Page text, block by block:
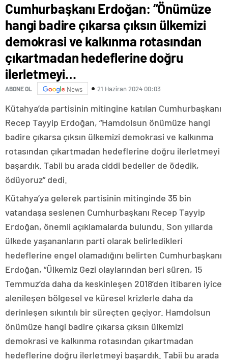
Cumhurbaşkanı Erdoğan: “Önümüze
hangi badire çıkarsa çıksın ülkemizi
demokrasi ve kalkınma rotasından
çıkartmadan hedeflerine doğru
ilerletmeyi…
ABONE OL News 21 Haziran 2024 00:03
Kütahya’da partisinin mitingine katılan Cumhurbaşkanı
Recep Tayyip Erdoğan, “Hamdolsun önümüze hangi
badire çıkarsa çıksın ülkemizi demokrasi ve kalkınma
rotasından çıkartmadan hedeflerine doğru ilerletmeyi
başardık. Tabii bu arada ciddi bedeller de ödedik,
ödüyoruz” dedi.
Kütahya’ya gelerek partisinin mitinginde 35 bin
vatandaşa seslenen Cumhurbaşkanı Recep Tayyip
Erdoğan, önemli açıklamalarda bulundu. Son yıllarda
ülkede yaşananların parti olarak belirledikleri
hedeflerine engel olamadığını belirten Cumhurbaşkanı
Erdoğan, “Ülkemiz Gezi olaylarından beri süren, 15
Temmuz’da daha da keskinleşen 2018’den itibaren iyice
alenileşen bölgesel ve küresel krizlerle daha da
derinleşen sıkıntılı bir süreçten geçiyor. Hamdolsun
önümüze hangi badire çıkarsa çıksın ülkemizi
demokrasi ve kalkınma rotasından çıkartmadan
hedeflerine doğru ilerletmeyi başardık. Tabii bu arada